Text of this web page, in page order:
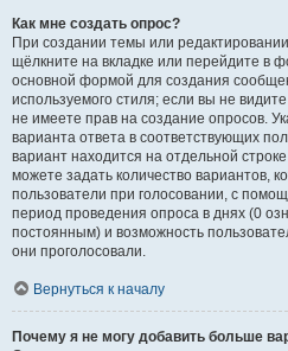
Как мне создать опрос?
При создании темы или
щёлкните на вкладке или перейдите в
основной формой для создания
используемого стиля; если вы не
не имеете прав на создание опросов.
варианта ответа в соответствующих
вариант находится на отдельной
можете задать количество вариантов,
пользователи при голосовании, с
период проведения опроса в днях (0
постоянным) и возможность
они проголосовали.
Вернуться к началу
Почему я не могу добавить больше